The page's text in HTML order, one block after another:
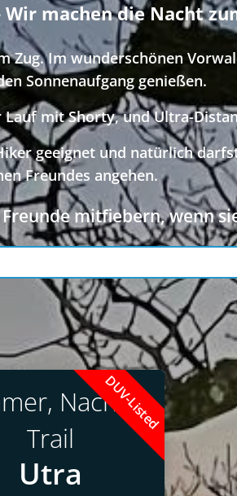
Wir machen die Nacht
Im wunderschönen
Sonnenaufgang genießen.
Lauf mit Shorty, und Ultra-
geeignet und natürlich
Freundes angehen.
mitfiebern, wenn
DUV-Listed
Nacht &
Trail
Utra